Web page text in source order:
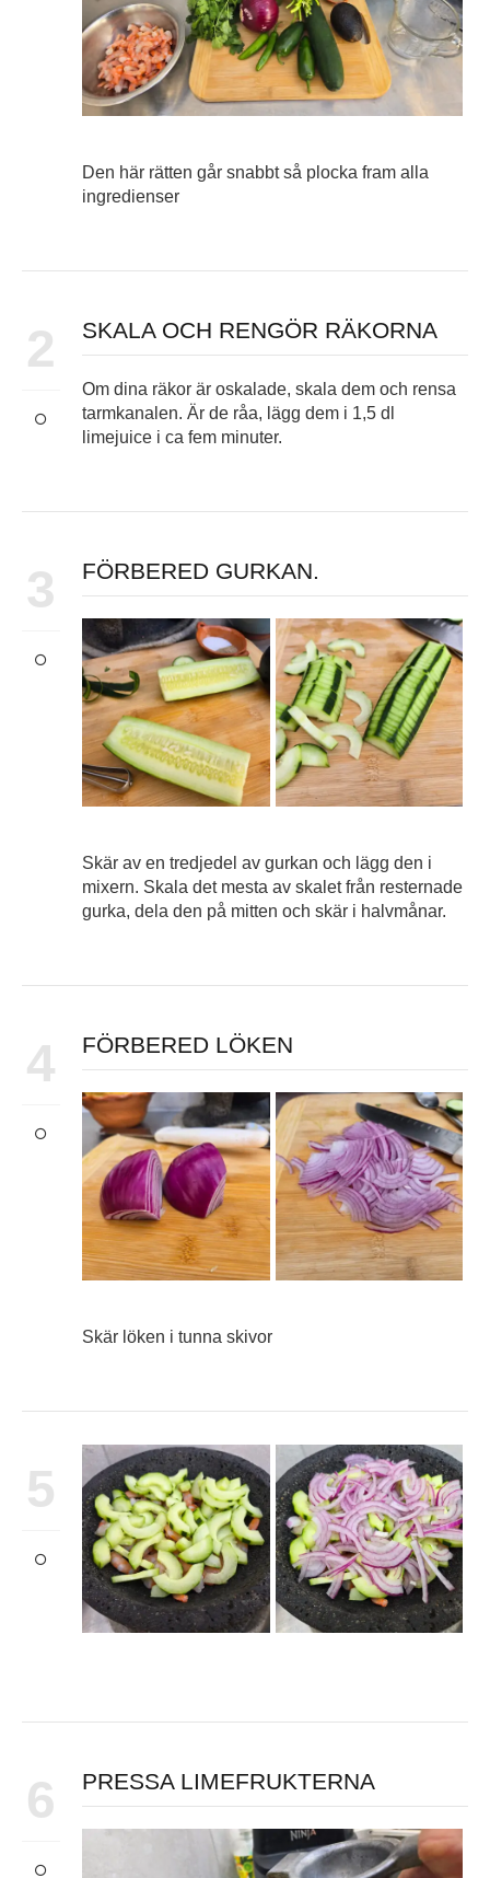
Den här rätten går snabbt så plocka fram alla
ingredienser
2 SKALA OCH RENGÖR RÄKORNA
Om dina räkor är oskalade, skala dem och rensa
tarmkanalen. Är de råa, lägg dem i 1,5 dl
limejuice i ca fem minuter.
3 FÖRBERED GURKAN.
Skär av en tredjedel av gurkan och lägg den i
mixern. Skala det mesta av skalet från resternade
gurka, dela den på mitten och skär i halvmånar.
4 FÖRBERED LÖKEN
Skär löken i tunna skivor
5
6 PRESSA LIMEFRUKTERNA